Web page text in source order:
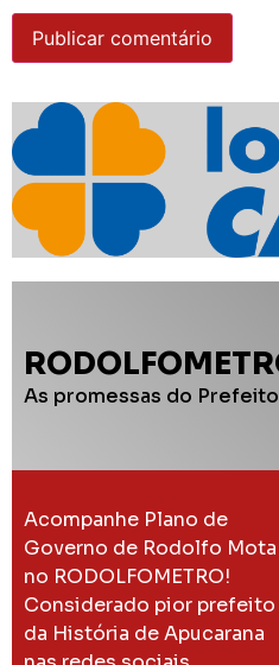
As promessas do
Acompanhe Plano de
Governo de Rodolfo Mota
no RODOLFOMETRO!
Considerado pior prefeito
da História de Apucarana